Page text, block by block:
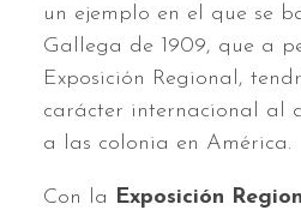
un ejemplo en el que se
Gallega de 1909, que a
Exposición Regional,
carácter internacional al
a las colonia en América.
Con la Exposición